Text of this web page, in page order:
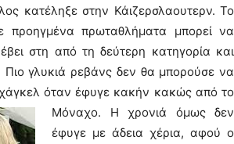
κατέληξε στην Κάιζερσλαουτερν. Το
πρωταθλήματα μπορεί να
στη από τη δεύτερη κατηγορία και
Πιο γλυκιά ρεβάνς δεν θα μπορούσε να
όταν έφυγε κακήν κακώς από το
Μόναχο. Η χρονιά όμως δεν
έφυγε με άδεια χέρια, αφού ο